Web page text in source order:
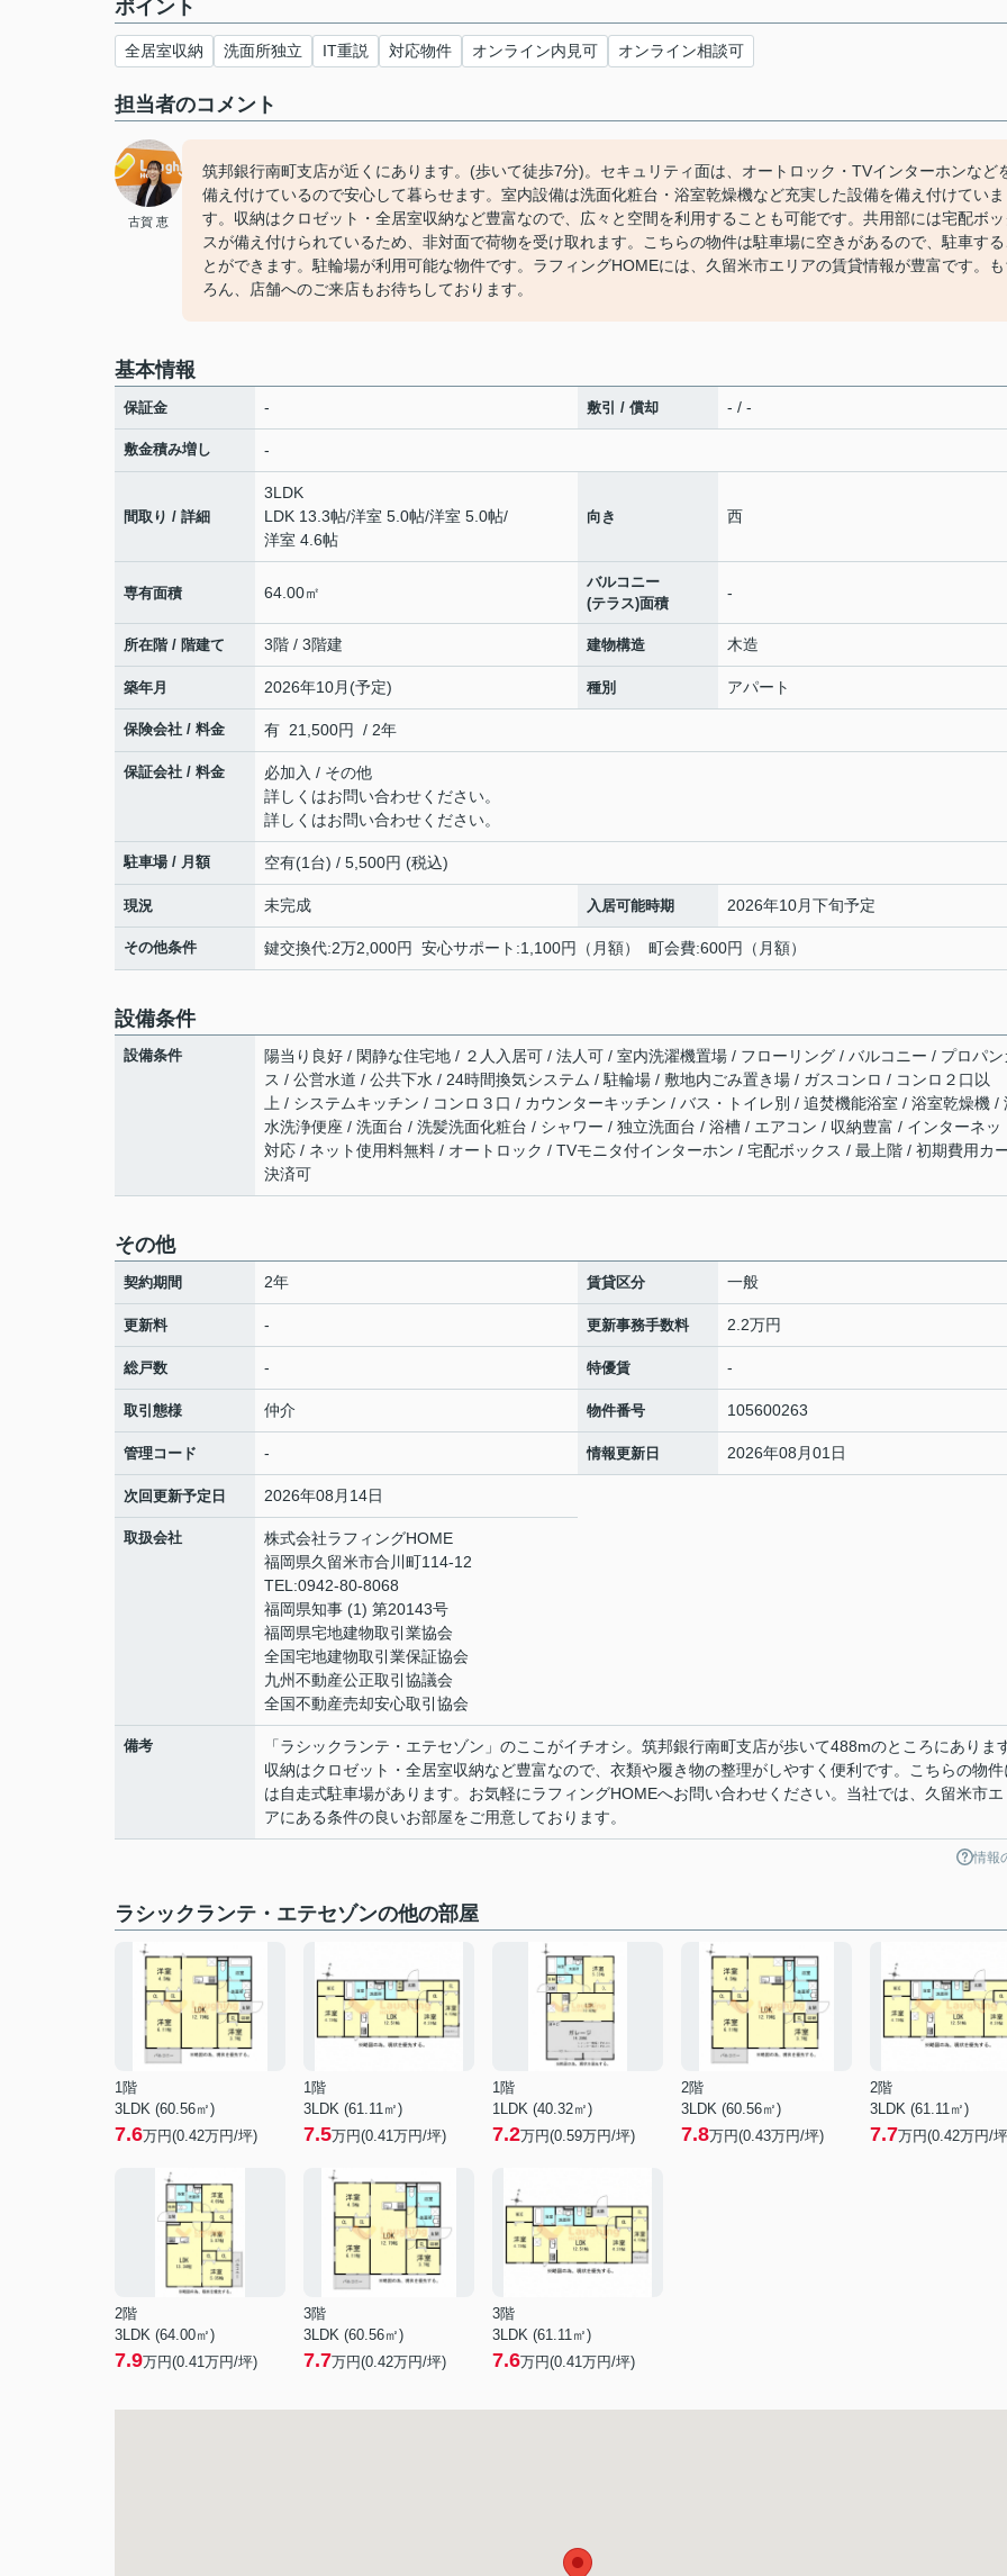
ポイント
全居室収納 洗面所独立 IT重説 対応物件 オンライン内見可 オンライン相談可
担当者のコメント
古賀 恵
筑邦銀行南町支店が近くにあります。(歩いて徒歩7分)。セキュリティ面は、オートロック・TVインターホンなど
備え付けているので安心して暮らせます。室内設備は洗面化粧台・浴室乾燥機など充実した設備を備え付けていま
す。収納はクロゼット・全居室収納など豊富なので、広々と空間を利用することも可能です。共用部には宅配ボ
スが備え付けられているため、非対面で荷物を受け取れます。こちらの物件は駐車場に空きがあるので、駐車す
とができます。駐輪場が利用可能な物件です。ラフィングHOMEには、久留米市エリアの賃貸情報が豊富です。
ろん、店舗へのご来店もお待ちしております。
基本情報
保証金 - 敷引 / 償却 - / -
敷金積み増し -
間取り / 詳細
3LDK
LDK 13.3帖/洋室 5.0帖/洋室 5.0帖/
洋室 4.6帖
向き 西
専有面積 64.00㎡
バルコニー
(テラス)面積
-
所在階 / 階建て 3階 / 3階建 建物構造 木造
築年月 2026年10月(予定) 種別 アパート
保険会社 / 料金 有 21,500円 / 2年
保証会社 / 料金
必加入 / その他
詳しくはお問い合わせください。
詳しくはお問い合わせください。
駐車場 / 月額 空有(1台) / 5,500円 (税込)
現況 未完成 入居可能時期 2026年10月下旬予定
その他条件 鍵交換代:2万2,000円 安心サポート:1,100円（月額） 町会費:600円（月額）
設備条件
設備条件
陽当り良好 / 閑静な住宅地 / ２人入居可 / 法人可 / 室内洗濯機置場 / フローリング / バルコニー / プロパン
ス / 公営水道 / 公共下水 / 24時間換気システム / 駐輪場 / 敷地内ごみ置き場 / ガスコンロ / コンロ２口以
上 / システムキッチン / コンロ３口 / カウンターキッチン / バス・トイレ別 / 追焚機能浴室 / 浴室乾燥機 /
水洗浄便座 / 洗面台 / 洗髪洗面化粧台 / シャワー / 独立洗面台 / 浴槽 / エアコン / 収納豊富 / インターネッ
対応 / ネット使用料無料 / オートロック / TVモニタ付インターホン / 宅配ボックス / 最上階 / 初期費用カ
決済可
その他
契約期間 2年 賃貸区分 一般
更新料 - 更新事務手数料 2.2万円
総戸数 - 特優賃 -
取引態様 仲介 物件番号 105600263
管理コード - 情報更新日 2026年08月01日
次回更新予定日 2026年08月14日
取扱会社
株式会社ラフィングHOME
福岡県久留米市合川町114-12
TEL:0942-80-8068
福岡県知事 (1) 第20143号
福岡県宅地建物取引業協会
全国宅地建物取引業保証協会
九州不動産公正取引協議会
全国不動産売却安心取引協会
備考
「ラシックランテ・エテセゾン」のここがイチオシ。筑邦銀行南町支店が歩いて488mのところにありま
収納はクロゼット・全居室収納など豊富なので、衣類や履き物の整理がしやすく便利です。こちらの物件
は自走式駐車場があります。お気軽にラフィングHOMEへお問い合わせください。当社では、久留米市エ
アにある条件の良いお部屋をご用意しております。
情報
ラシックランテ・エテセゾンの他の部屋
1階
3LDK (60.56㎡)
7.6万円(0.42万円/坪)
1階
3LDK (61.11㎡)
7.5万円(0.41万円/坪)
1階
1LDK (40.32㎡)
7.2万円(0.59万円/坪)
2階
3LDK (60.56㎡)
7.8万円(0.43万円/坪)
2階
3LDK (61.11㎡)
7.7万円(0.42万円/
2階
3LDK (64.00㎡)
7.9万円(0.41万円/坪)
3階
3LDK (60.56㎡)
7.7万円(0.42万円/坪)
3階
3LDK (61.11㎡)
7.6万円(0.41万円/坪)